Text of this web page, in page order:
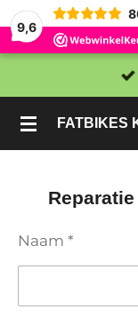
9,6
Naam *